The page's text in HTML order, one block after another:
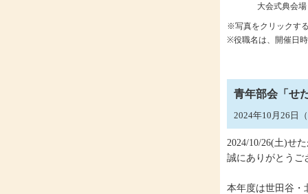
大会式典会場
※写真をクリックす
※役職名は、開催日
青年部会「せ
2024年10月26日
2024/10/26(土)せ
誠にありがとうご
本年度は世田谷・